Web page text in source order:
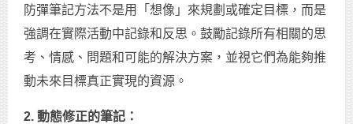
防彈筆記方法不是用「想像」來規劃或確定目標，而是
強調在實際活動中記錄和反思。鼓勵記錄所有相關的思
考、情感、問題和可能的解決方案，並視它們為能夠推
動未來目標真正實現的資源。
2. 動態修正的筆記：